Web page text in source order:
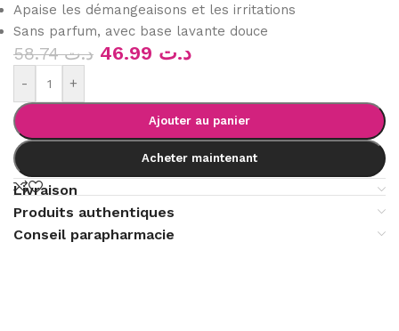
Apaise les démangeaisons et les irritations
Sans parfum, avec base lavante douce
د.ت58.74 د.ت
- +
Ajouter au panier
Acheter maintenant
Livraison
Produits authentiques
Conseil parapharmacie